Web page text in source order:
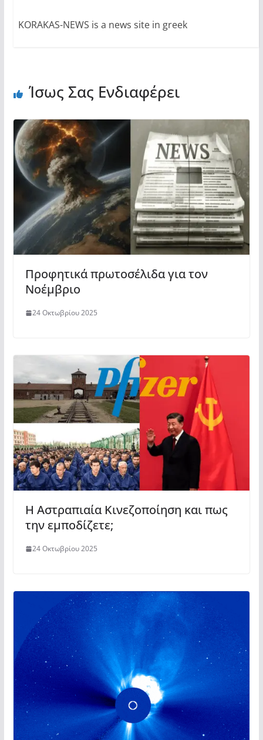
KORAKAS-NEWS is a news site in greek
Ίσως Σας Ενδιαφέρει
Προφητικά πρωτοσέλιδα για τον
Νοέμβριο
24 Οκτωβρίου 2025
Η Αστραπιαία Κινεζοποίηση και πως
την εμποδίζετε;
24 Οκτωβρίου 2025